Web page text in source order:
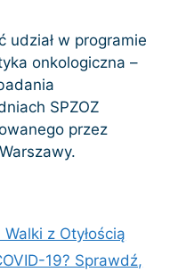
udział w programie
onkologiczna –
SPZOZ
przez
z Otyłością
19? Sprawdź,